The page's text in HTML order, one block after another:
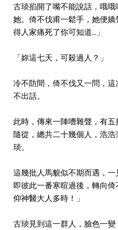
古琰掐開了嘴不能說話，哦
她。倚不伐甫一鬆手，她便
得人家痛死了你可知道...」
「妳這七天，可殺過人？」
冷不防間，倚不伐又一問，
不出話。
此時，傳來一陣嘈雜聲，有
隨從，總共二十幾個人，浩
琰。
這幾批人馬貌似不期而遇，
即彼此一番寒暄過後，轉向
仰神醫大人多時！」
古琰見到這一群人，臉色一